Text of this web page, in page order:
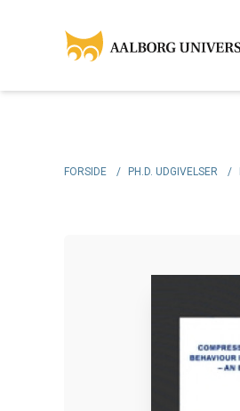
FORSIDE / PH.D. UDGIVELSER /